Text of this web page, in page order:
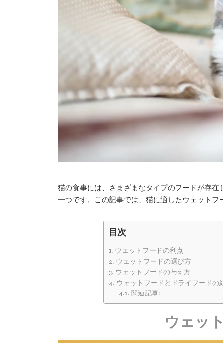
猫の食事には、さまざまなタイプのフードが存
一つです。この記事では、猫に適したウェットフ
目次
ウェットフードの利点
ウェットフードの選び方
ウェットフードの与え方
ウェットフードとドライフードの
関連記事:
ウェッ